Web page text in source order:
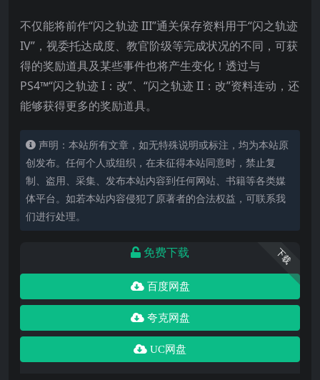
不仅能将前作“闪之轨迹 III”通关保存资料用于“闪之轨迹
IV”，视委托达成度、教官阶级等完成状况的不同，可获
得的奖励道具及某些事件也将产生变化！透过与
PS4™“闪之轨迹 I：改”、“闪之轨迹 II：改”资料连动，还
能够获得更多的奖励道具。
声明：本站所有文章，如无特殊说明或标注，均为本站原
创发布。任何个人或组织，在未征得本站同意时，禁止复
制、盗用、采集、发布本站内容到任何网站、书籍等各类媒
体平台。如若本站内容侵犯了原著者的合法权益，可联系我
们进行处理。
下载
免费下载
百度网盘
夸克网盘
UC网盘